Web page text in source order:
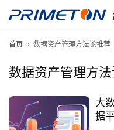
首页 数据资产管理方法论推荐
数据资产管理方
大
据